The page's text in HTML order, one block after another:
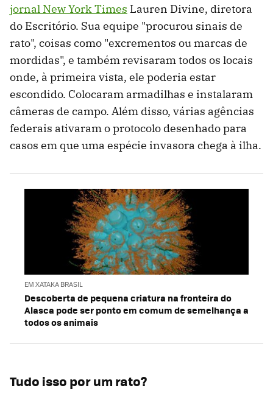
jornal New York Times Lauren Divine, diretora
do Escritório. Sua equipe "procurou sinais de
rato", coisas como "excrementos ou marcas de
mordidas", e também revisaram todos os locais
onde, à primeira vista, ele poderia estar
escondido. Colocaram armadilhas e instalaram
câmeras de campo. Além disso, várias agências
federais ativaram o protocolo desenhado para
casos em que uma espécie invasora chega à ilha.
EM XATAKA BRASIL
Descoberta de pequena criatura na fronteira do
Alasca pode ser ponto em comum de semelhança a
todos os animais
Tudo isso por um rato?